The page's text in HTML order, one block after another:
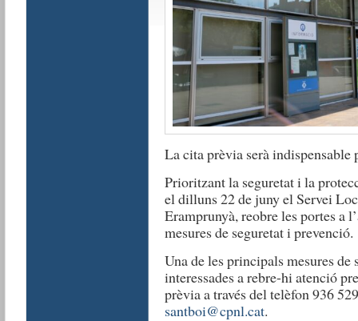
La cita prèvia serà indispensable
Prioritzant la seguretat i la
el dilluns 22 de juny el Servei
Eramprunyà, reobre les portes a
mesures de seguretat i prevenció.
Una de les principals mesures de
interessades a rebre-hi atenció
prèvia a través del telèfon 936
santboi@cpnl.cat.